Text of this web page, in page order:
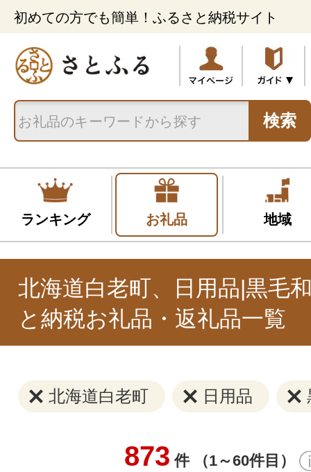
初めての方でも簡単！ふるさと納税サイト
検索
ランキング お礼品 地域
北海道白老町、日用品|黒毛
と納税お礼品・返礼品一覧
北海道白老町 日用品
873 件 （1～60件目）